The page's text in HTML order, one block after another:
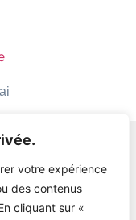
votre expérience
des contenus
cliquant sur «